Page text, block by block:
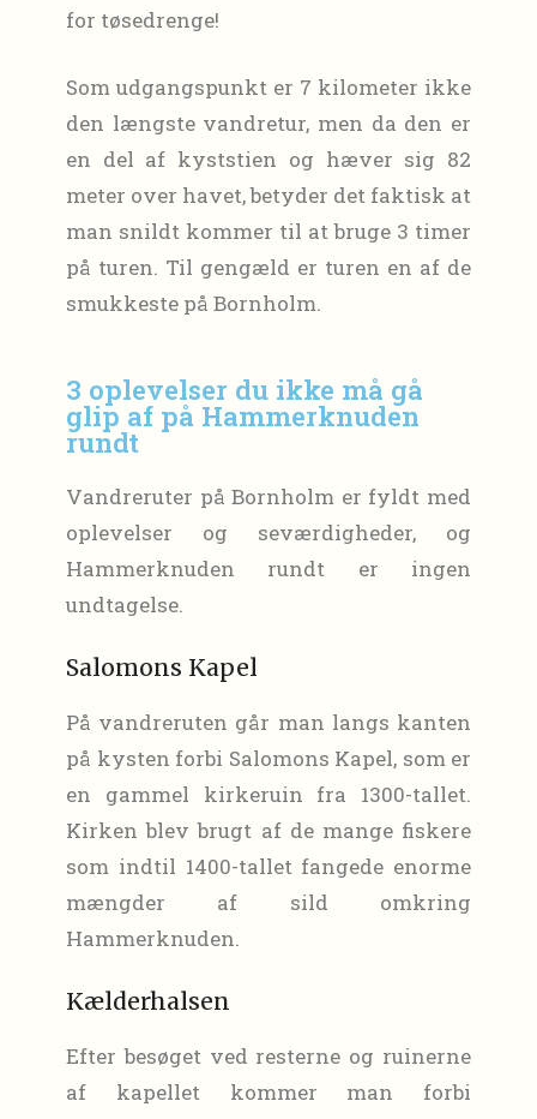
for tøsedrenge!
Som udgangspunkt er 7 kilometer ikke
den længste vandretur, men da den er
en del af kyststien og hæver sig 82
meter over havet, betyder det faktisk at
man snildt kommer til at bruge 3 timer
på turen. Til gengæld er turen en af de
smukkeste på Bornholm.
3 oplevelser du ikke må gå
glip af på Hammerknuden
rundt
Vandreruter på Bornholm er fyldt med
oplevelser og seværdigheder, og
Hammerknuden rundt er ingen
undtagelse.
Salomons Kapel
På vandreruten går man langs kanten
på kysten forbi Salomons Kapel, som er
en gammel kirkeruin fra 1300-tallet.
Kirken blev brugt af de mange fiskere
som indtil 1400-tallet fangede enorme
mængder af sild omkring
Hammerknuden.
Kælderhalsen
Efter besøget ved resterne og ruinerne
af kapellet kommer man forbi